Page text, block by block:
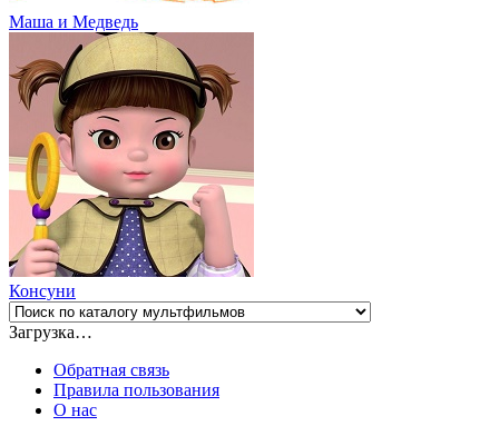
Маша и Медведь
Консуни
Загрузка…
Обратная связь
Правила пользования
О нас